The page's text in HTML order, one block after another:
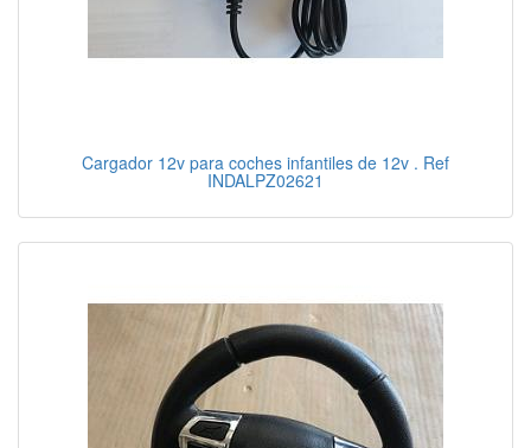
Cargador 12v para coches infantiles de 12v . Ref
INDALPZ02621